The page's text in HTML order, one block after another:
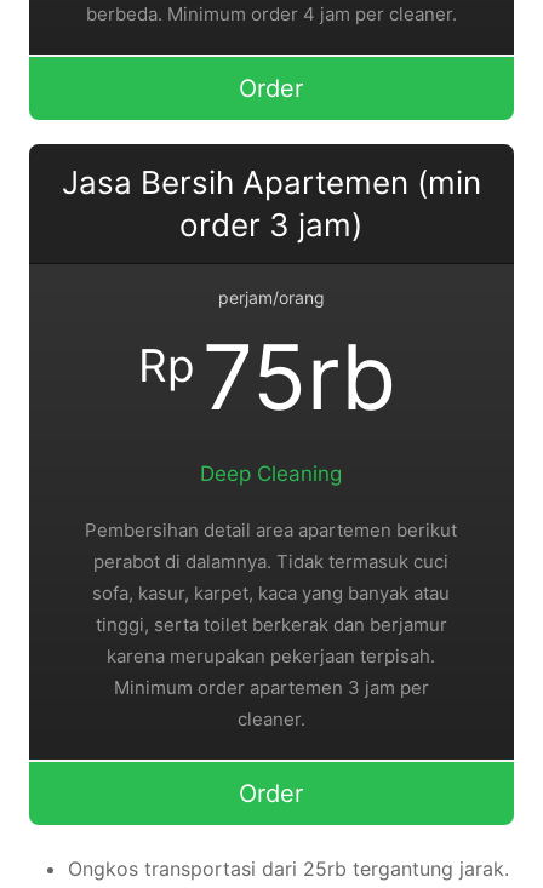
berbeda. Minimum order 4 jam per cleaner.
Order
Jasa Bersih Apartemen (min
order 3 jam)
perjam/orang
Rp 75rb
Deep Cleaning
Pembersihan detail area apartemen berikut
perabot di dalamnya. Tidak termasuk cuci
sofa, kasur, karpet, kaca yang banyak atau
tinggi, serta toilet berkerak dan berjamur
karena merupakan pekerjaan terpisah.
Minimum order apartemen 3 jam per
cleaner.
Order
Ongkos transportasi dari 25rb tergantung jarak.